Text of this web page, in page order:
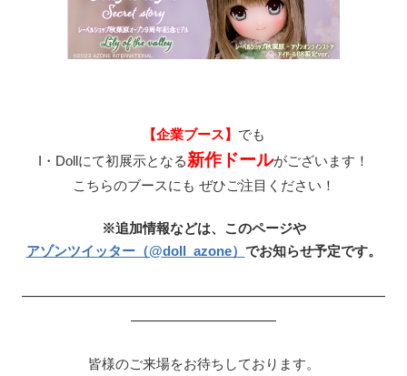
【企業ブース】 でも
I・Dollにて初展示となる新作ドールがございます！
こちらのブースにも ぜひご注目ください！
※追加情報などは、このページや
アゾンツイッター（@doll_azone） でお知らせ予定です。
—————————————————————————
——————————
皆様のご来場をお待ちしております。